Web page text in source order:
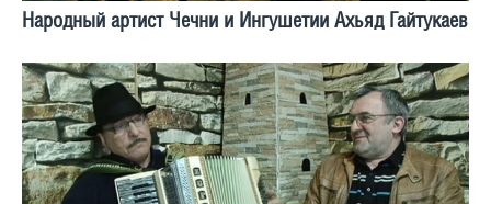
Народный артист Чечни и Ингушетии Ахьяд Гайтукаев